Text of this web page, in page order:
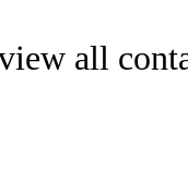
all